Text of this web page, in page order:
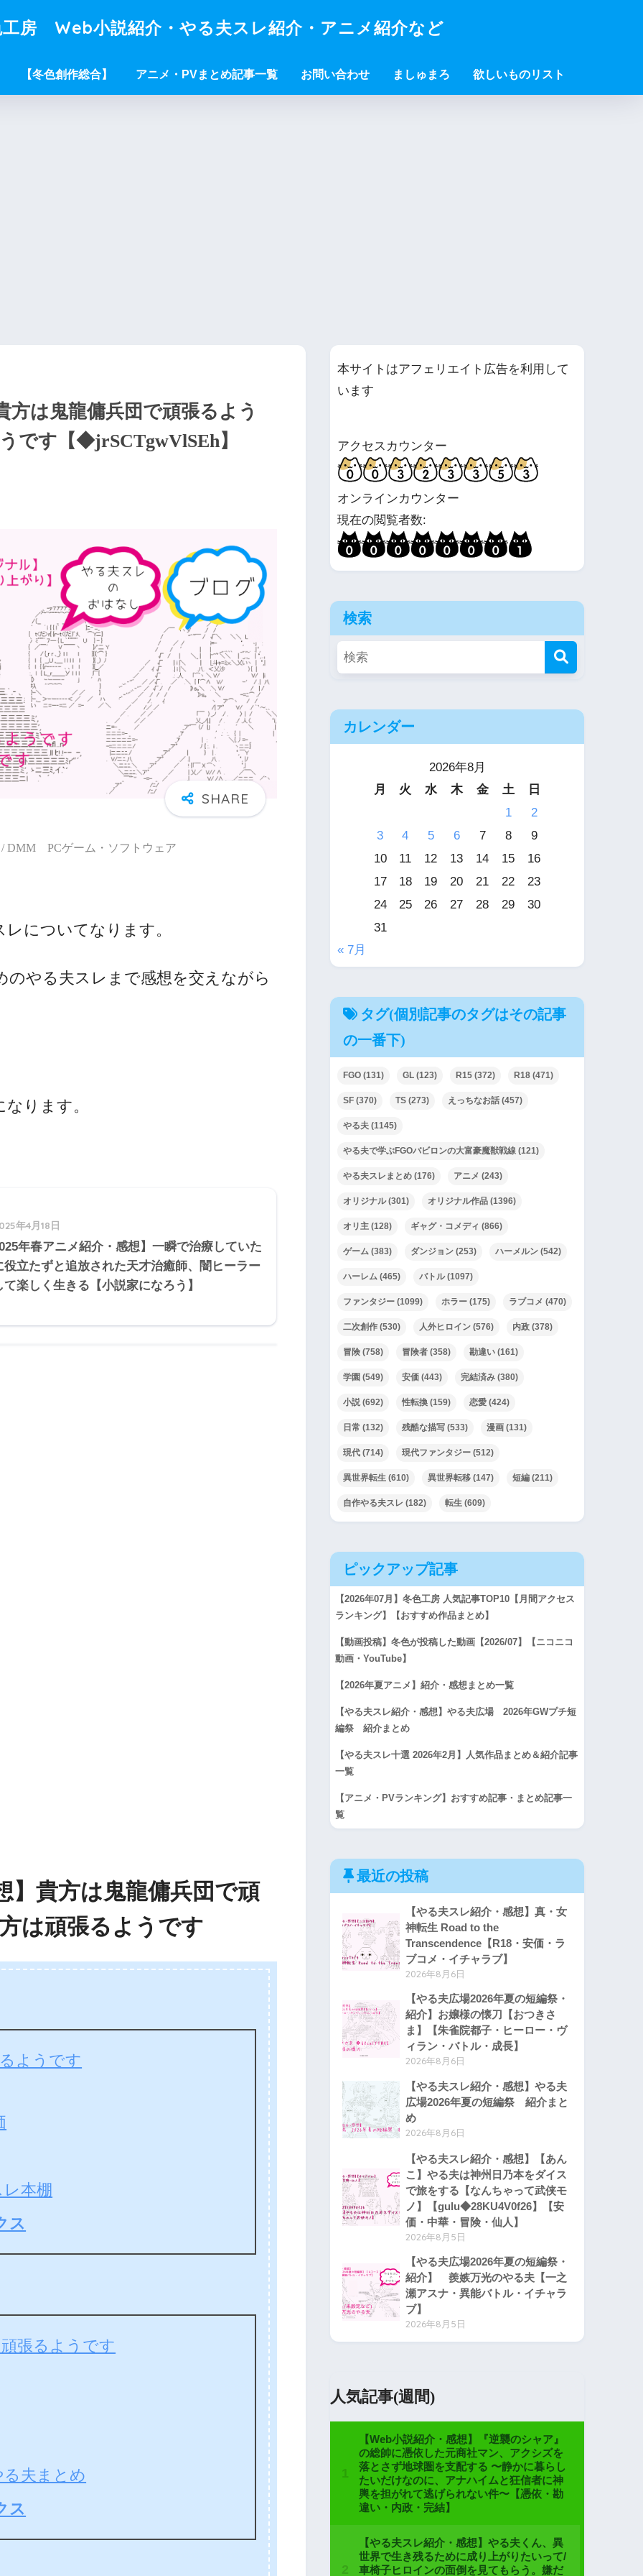
房 Web小説紹介・やる夫スレ紹介・アニメ紹介など
【冬色創作総合】 アニメ・PVまとめ記事一覧 お問い合わせ ましゅまろ 欲しいものリスト
方は鬼龍傭兵団で頑張るよう
です【◆jrSCTgwVlSEh】
DMM PCゲーム・ソフトウェア
についてなります。
やる夫スレまで感想を交えながら
ります。
年4月18日
年春アニメ紹介・感想】一瞬で治療していた
役立たずと追放された天才治癒師、闇ヒーラー
て楽しく生きる【小説家になろう】
】貴方は鬼龍傭兵団で頑
は頑張るようです
ようです
本棚
ス
張るようです
夫まとめ
ス
本サイトはアフェリエイト広告を利用して
います
アクセスカウンター
オンラインカウンター
現在の閲覧者数:
検索
カレンダー
2026年8月
月
火 水 木 金 土
日
1
2
3
4 5 6 7 8
9
10
11 12 13 14 15
16
17
18 19 20 21 22
23
24
25 26 27 28 29
30
31
« 7月
タグ(個別記事のタグはその記事
の一番下)
FGO (131) GL (123) R15 (372) R18 (471)
SF (370) TS (273) えっちなお話 (457)
やる夫 (1145)
やる夫で学ぶFGOバビロンの大富豪魔獣戦線 (121)
やる夫スレまとめ (176) アニメ (243)
オリジナル(301) オリジナル作品 (1396)
オリ主 (128) ギャグ・コメディ (866)
ゲーム (383) ダンジョン (253) ハーメルン (542)
ハーレム (465) バトル(1097)
ファンタジー (1099) ホラー (175) ラブコメ (470)
二次創作 (530) 人外ヒロイン (576) 内政 (378)
冒険 (758) 冒険者 (358) 勘違い (161)
学園 (549) 安価 (443) 完結済み (380)
小説(692) 性転換 (159) 恋愛 (424)
日常 (132) 残酷な描写 (533) 漫画 (131)
現代 (714) 現代ファンタジー (512)
異世界転生 (610) 異世界転移 (147) 短編 (211)
自作やる夫スレ (182) 転生 (609)
ピックアップ記事
【2026年07月】冬色工房 人気記事TOP10【月間アクセス
ランキング】【おすすめ作品まとめ】
【動画投稿】冬色が投稿した動画【2026/07】【ニコニコ
動画・YouTube】
【2026年夏アニメ】紹介・感想まとめ一覧
【やる夫スレ紹介・感想】やる夫広場 2026年GWプチ短
編祭 紹介まとめ
【やる夫スレ十選 2026年2月】人気作品まとめ＆紹介記事
一覧
【アニメ・PVランキング】おすすめ記事・まとめ記事一
覧
最近の投稿
【やる夫スレ紹介・感想】真・女
神転生 Road to the
Transcendence【R18・安価・ラ
ブコメ・イチャラブ】
2026年8月6日
【やる夫広場2026年夏の短編祭・
紹介】お嬢様の懐刀【おつきさ
ま】【朱雀院都子・ヒーロー・ヴ
ィラン・バトル・成長】
2026年8月6日
【やる夫スレ紹介・感想】やる夫
広場2026年夏の短編祭 紹介まと
め
2026年8月6日
【やる夫スレ紹介・感想】【あん
こ】やる夫は神州日乃本をダイス
で旅をする【なんちゃって武侠モ
ノ】【gulu◆28KU4V0f26】【安
価・中華・冒険・仙人】
2026年8月5日
【やる夫広場2026年夏の短編祭・
紹介】 羨嫉万光のやる夫【一之
瀬アスナ・異能バトル・イチャラ
ブ】
2026年8月5日
人気記事(週間)